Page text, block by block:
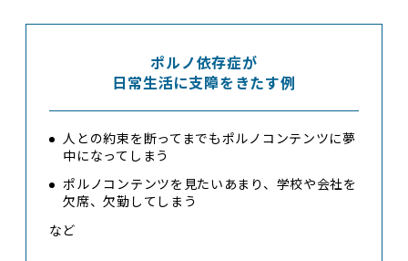
ポルノ依存症が
日常生活に支障をきたす例
人との約束を断ってまでもポルノコンテンツに夢
中になってしまう
ポルノコンテンツを見たいあまり、学校や会社を
欠席、欠勤してしまう
など